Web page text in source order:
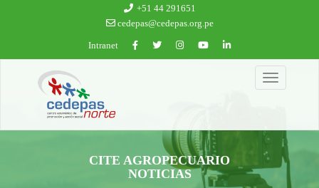
+51 44 291651
cedepas@cedepas.org.pe
Intranet
Toggle
navigation
CITE AGROPECUARIO
NOTICIAS